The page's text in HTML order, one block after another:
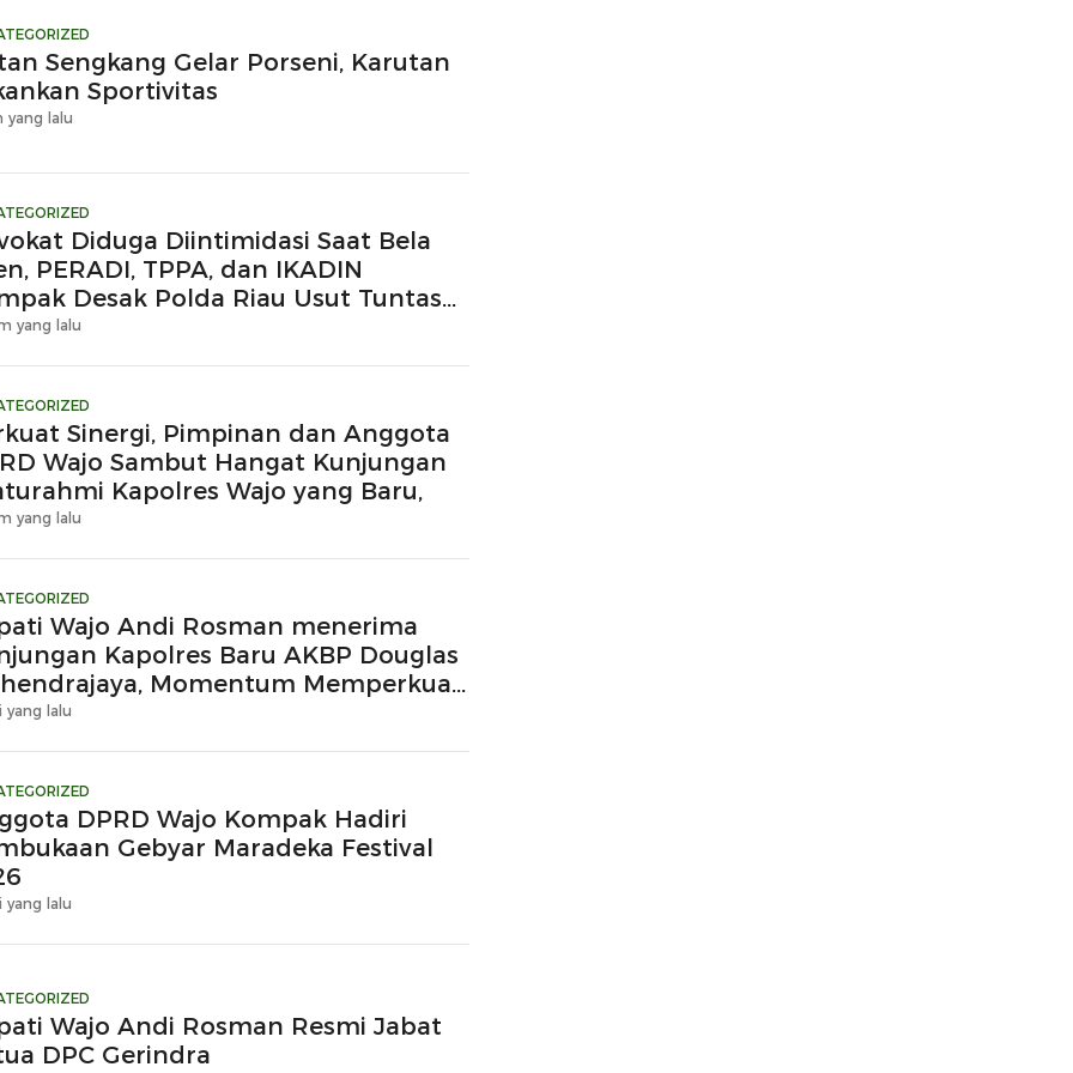
Sengkang Gelar Porseni, Karutan
Sportivitas
yang lalu
Diduga Diintimidasi Saat Bela
PERADI, TPPA, dan IKADIN
Desak Polda Riau Usut Tuntas
Premanisme
yang lalu
Sinergi, Pimpinan dan Anggota
Wajo Sambut Hangat Kunjungan
Kapolres Wajo yang Baru,
yang lalu
Wajo Andi Rosman menerima
Kapolres Baru AKBP Douglas
Momentum Memperkuat
yang lalu
DPRD Wajo Kompak Hadiri
Gebyar Maradeka Festival
yang lalu
Wajo Andi Rosman Resmi Jabat
DPC Gerindra